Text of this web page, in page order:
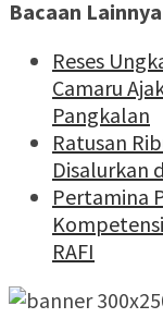
Bacaan Lainnya
Reses
Camaru
Pangkalan
Ratusan
Disalurkan
Pertamina
RAFI